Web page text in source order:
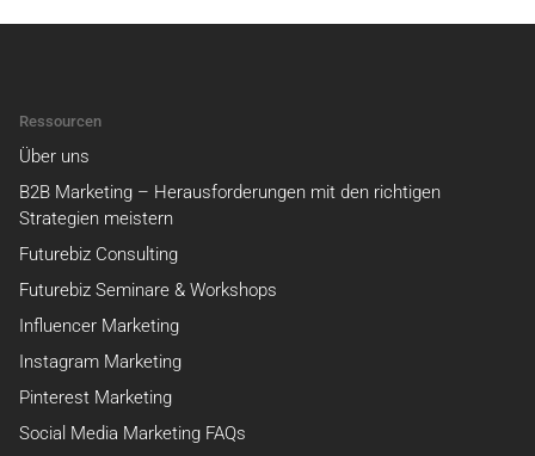
Ressourcen
Über uns
B2B Marketing – Herausforderungen mit den richtigen
Strategien meistern
Futurebiz Consulting
Futurebiz Seminare & Workshops
Influencer Marketing
Instagram Marketing
Pinterest Marketing
Social Media Marketing FAQs